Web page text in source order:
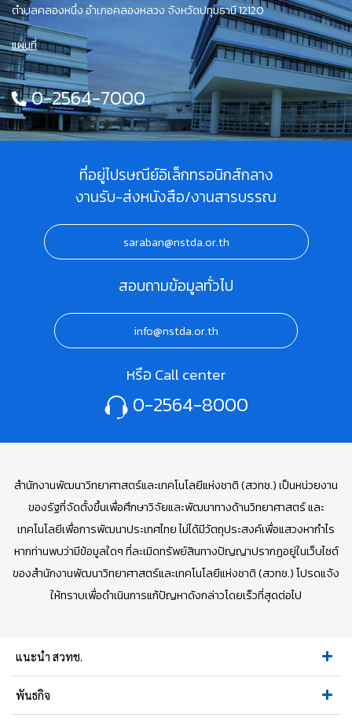
ตำบลคลองหนึ่ง อำเภอคลองหลวง จังหวัดปทุมธานี 12120
แผนที่
0-2564-7000
ที่อยู่ไปรษณีย์อิเล็กทรอนิกส์กลาง
งานรับ-ส่งหนังสือ/งานสารบรรณ
saraban@nstda.or.th
สอบถามข้อมูลทั่วไป
info@nstda.or.th
หรือ Call center
0-2564-8000
สำนักงานพัฒนาวิทยาศาสตร์และเทคโนโลยีแห่งชาติ (สวทช.) เป็นหน่วยงาน
ของรัฐที่จัดตั้งขึ้นเพื่อศึกษาวิจัยและพัฒนาทางด้านวิทยาศาสตร์ และ
เทคโนโลยีเพื่อการพัฒนาประเทศไทย ไม่ได้มีวัตถุประสงค์เพื่อแสวงหากำไร
หากท่านพบว่ามีข้อมูลใดๆ ที่ละเมิดทรัพย์สินทางปัญญาปรากฏอยู่ในเว็บไซต์
ของสำนักงานพัฒนาวิทยาศาสตร์และเทคโนโลยีแห่งชาติ (สวทช.) โปรดแจ้ง
ให้ทราบเพื่อดำเนินการแก้ปัญหาดังกล่าวโดยเร็วที่สุดต่อไป
แนะนำ สวทช.
พันธกิจ